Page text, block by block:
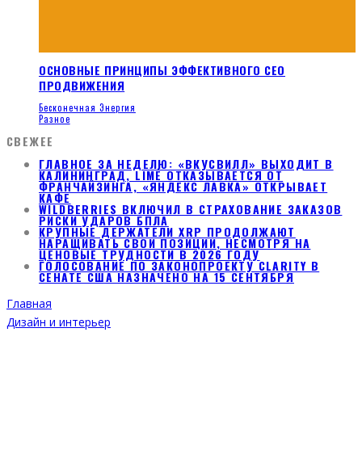
ОСНОВНЫЕ ПРИНЦИПЫ ЭФФЕКТИВНОГО СЕО
ПРОДВИЖЕНИЯ
Бесконечная Энергия
Разное
СВЕЖЕЕ
ГЛАВНОЕ ЗА НЕДЕЛЮ: «ВКУСВИЛЛ» ВЫХОДИТ В
КАЛИНИНГРАД, LIMÉ ОТКАЗЫВАЕТСЯ ОТ
ФРАНЧАЙЗИНГА, «ЯНДЕКС ЛАВКА» ОТКРЫВАЕТ
КАФЕ
WILDBERRIES ВКЛЮЧИЛ В СТРАХОВАНИЕ ЗАКАЗОВ
РИСКИ УДАРОВ БПЛА
КРУПНЫЕ ДЕРЖАТЕЛИ XRP ПРОДОЛЖАЮТ
НАРАЩИВАТЬ СВОИ ПОЗИЦИИ, НЕСМОТРЯ НА
ЦЕНОВЫЕ ТРУДНОСТИ В 2026 ГОДУ
ГОЛОСОВАНИЕ ПО ЗАКОНОПРОЕКТУ CLARITY В
СЕНАТЕ США НАЗНАЧЕНО НА 15 СЕНТЯБРЯ
Главная
Дизайн и интерьер